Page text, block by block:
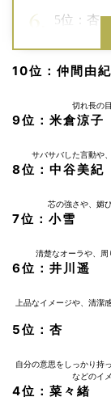
5位：杏
10位：仲間由
切れ長の
9位：米倉涼子
サバサバした言動や
8位：中谷美紀
芯の強さや、媚
7位：小雪
清楚なオーラや、周
6位：井川遥
上品なイメージや、清潔
5位：杏
自分の意思をしっかり持
などのイ
4位：菜々緒